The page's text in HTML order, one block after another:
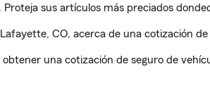
sus artículos más preciados
CO, acerca de una cotización
obtener una cotización de seguro de